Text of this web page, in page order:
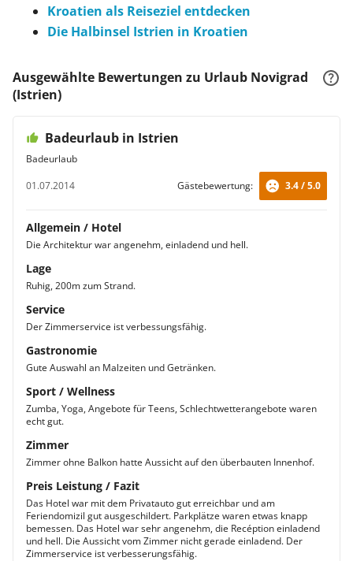
Kroatien als Reiseziel entdecken
Die Halbinsel Istrien in Kroatien
Ausgewählte Bewertungen zu Urlaub Novigrad
(Istrien)
Badeurlaub in Istrien
Badeurlaub
01.07.2014
Gästebewertung: 3.4 / 5.0
Allgemein / Hotel
Die Architektur war angenehm, einladend und hell.
Lage
Ruhig, 200m zum Strand.
Service
Der Zimmerservice ist verbessungsfähig.
Gastronomie
Gute Auswahl an Malzeiten und Getränken.
Sport / Wellness
Zumba, Yoga, Angebote für Teens, Schlechtwetterangebote waren
echt gut.
Zimmer
Zimmer ohne Balkon hatte Aussicht auf den überbauten Innenhof.
Preis Leistung / Fazit
Das Hotel war mit dem Privatauto gut erreichbar und am
Feriendomizil gut ausgeschildert. Parkplätze waren etwas knapp
bemessen. Das Hotel war sehr angenehm, die Recéption einladend
und hell. Die Aussicht vom Zimmer nicht gerade einladend. Der
Zimmerservice ist verbesserungsfähig.